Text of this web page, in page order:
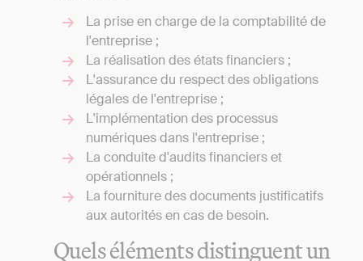
La prise en charge de la comptabilité de
l'entreprise ;
La réalisation des états financiers ;
L'assurance du respect des obligations
légales de l'entreprise ;
L'implémentation des processus
numériques dans l'entreprise ;
La conduite d'audits financiers et
opérationnels ;
La fourniture des documents justificatifs
aux autorités en cas de besoin.
Quels éléments distinguent un